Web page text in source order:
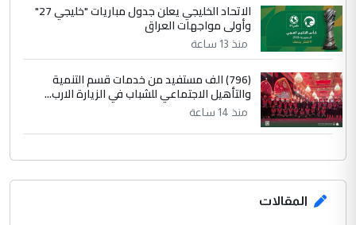
الاتحاد الخليجي يعلن جدول مباريات "خليجي 27"
وأولى مواجهات العراق
منذ 13 ساعة
(796) الف مستفيد من خدمات قسم التنمية
والتأهيل الاجتماعي للشباب في الزيارة الارب...
منذ 14 ساعة
المقالات